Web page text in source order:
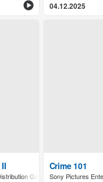
04.12.2025
GmbH
Crime 101
Sony Pictures